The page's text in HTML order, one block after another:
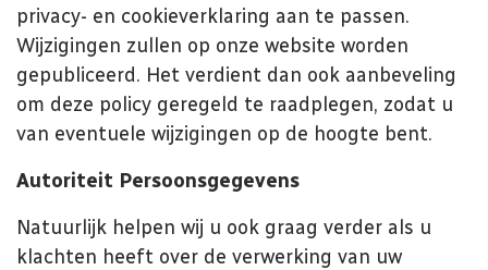
privacy- en cookieverklaring aan te passen.
Wijzigingen zullen op onze website worden
gepubliceerd. Het verdient dan ook aanbeveling
om deze policy geregeld te raadplegen, zodat u
van eventuele wijzigingen op de hoogte bent.
Autoriteit Persoonsgegevens
Natuurlijk helpen wij u ook graag verder als u
klachten heeft over de verwerking van uw